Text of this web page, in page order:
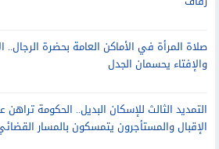
صلاة المرأة في الأماكن العامة بحضرة الرجال..
والإفتاء يحسمان الجدل
التمديد الثالث للإسكان البديل.. الحكومة تراهن
الإقبال والمستأجرون يتمسكون بالمسار